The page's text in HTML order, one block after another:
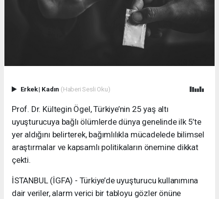
Erkek| Kadın (Haberi Sesli Oku)
Prof. Dr. Kültegin Ögel, Türkiye’nin 25 yaş altı
uyuşturucuya bağlı ölümlerde dünya genelinde ilk 5’te
yer aldığını belirterek, bağımlılıkla mücadelede bilimsel
araştırmalar ve kapsamlı politikaların önemine dikkat
çekti.
İSTANBUL (İGFA) - Türkiye’de uyuşturucu kullanımına
dair veriler, alarm verici bir tabloyu gözler önüne